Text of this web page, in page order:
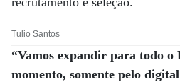
Tulio Santos
“Vamos expandir para todo o
momento, somente pelo